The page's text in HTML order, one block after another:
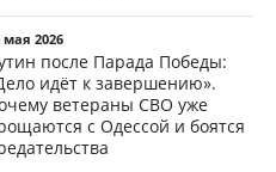
мая 2026
после Парада Победы:
идёт к завершению».
ветераны СВО уже
с Одессой и боятся